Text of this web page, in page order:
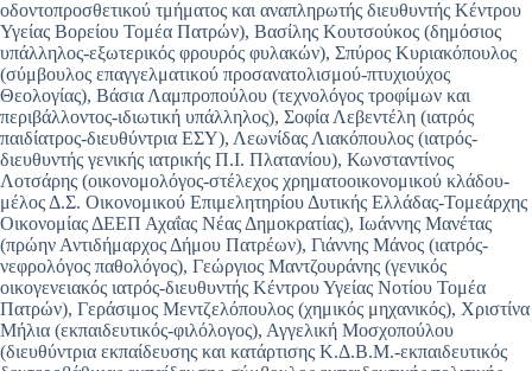
οδοντοπροσθετικού τμήματος και αναπληρωτής διευθυντής Κέντρου
Υγείας Βορείου Τομέα Πατρών), Βασίλης Κουτσούκος (δημόσιος
υπάλληλος-εξωτερικός φρουρός φυλακών), Σπύρος Κυριακόπουλος
(σύμβουλος επαγγελματικού προσανατολισμού-πτυχιούχος
Θεολογίας), Βάσια Λαμπροπούλου (τεχνολόγος τροφίμων και
περιβάλλοντος-ιδιωτική υπάλληλος), Σοφία Λεβεντέλη (ιατρός
παιδίατρος-διευθύντρια ΕΣΥ), Λεωνίδας Λιακόπουλος (ιατρός-
διευθυντής γενικής ιατρικής Π.Ι. Πλατανίου), Κωνσταντίνος
Λοτσάρης (οικονομολόγος-στέλεχος χρηματοοικονομικού κλάδου-
μέλος Δ.Σ. Οικονομικού Επιμελητηρίου Δυτικής Ελλάδας-Τομεάρχης
Οικονομίας ΔΕΕΠ Αχαΐας Νέας Δημοκρατίας), Ιωάννης Μανέτας
(πρώην Αντιδήμαρχος Δήμου Πατρέων), Γιάννης Μάνος (ιατρός-
νεφρολόγος παθολόγος), Γεώργιος Μαντζουράνης (γενικός
οικογενειακός ιατρός-διευθυντής Κέντρου Υγείας Νοτίου Τομέα
Πατρών), Γεράσιμος Μεντζελόπουλος (χημικός μηχανικός), Χριστίνα
Μήλια (εκπαιδευτικός-φιλόλογος), Αγγελική Μοσχοπούλου
(διευθύντρια εκπαίδευσης και κατάρτισης Κ.Δ.Β.Μ.-εκπαιδευτικός